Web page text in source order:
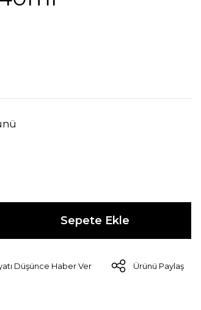
Sepete Ekle
Düşünce Haber Ver Ürünü Paylaş